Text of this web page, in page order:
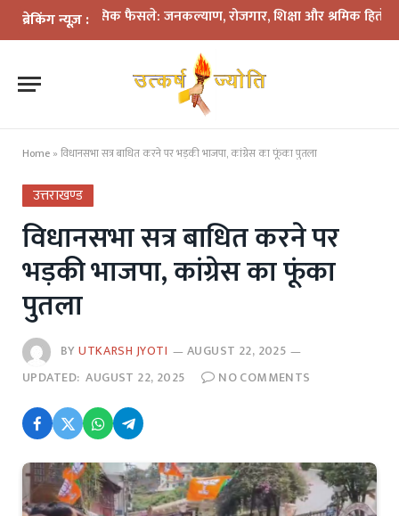
ब्रेकिंग न्यूज़ :
ऐतिहासिक फैसले: जनकल्याण, रोजगार, शिक्षा और श्रमिक हितों को मिली
Home » विधानसभा सत्र बाधित करने पर भड़की भाजपा, कांग्रेस का फूंका पुतला
उत्तराखण्ड
विधानसभा सत्र बाधित करने पर
भड़की भाजपा, कांग्रेस का फूंका
पुतला
BYUTKARSH JYOTI
AUGUST 22, 2025
UPDATED: AUGUST 22, 2025 NO COMMENTS